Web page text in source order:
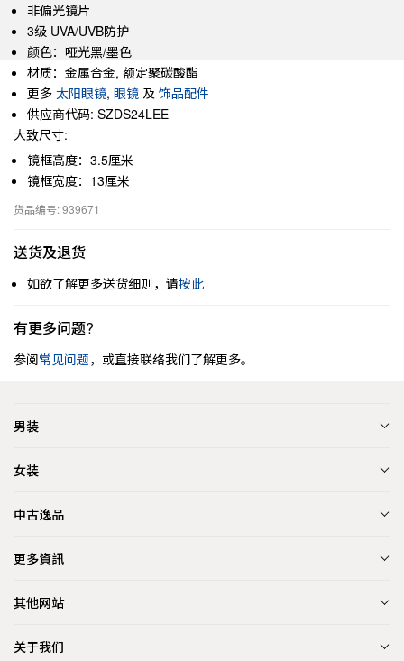
非偏光镜片
3级 UVA/UVB防护
颜色：哑光黑/墨色
材质：金属合金, 额定聚碳酸酯
更多 太阳眼镜, 眼镜 及 饰品配件
供应商代码: SZDS24LEE
大致尺寸:
镜框高度：3.5厘米
镜框宽度：13厘米
货品编号: 939671
送货及退货
如欲了解更多送货细则，请按此
有更多问题?
参阅常见问题，或直接联络我们了解更多。
男装
女装
中古逸品
更多資訊
其他网站
关于我们